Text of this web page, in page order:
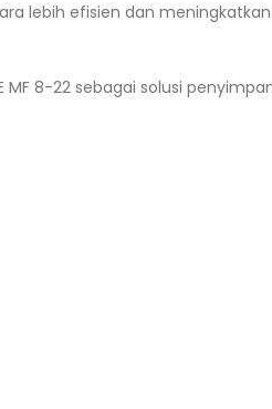
lebih efisien dan
MF 8-22 sebagai solusi